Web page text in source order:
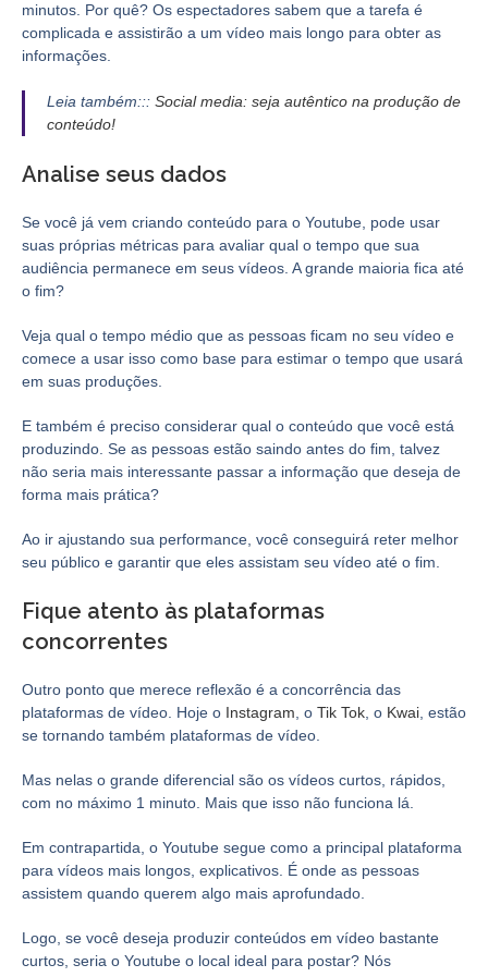
minutos. Por quê? Os espectadores sabem que a tarefa é
complicada e assistirão a um vídeo mais longo para obter as
informações.
Leia também::: Social media: seja autêntico na produção de
conteúdo!
Analise seus dados
Se você já vem criando conteúdo para o Youtube, pode usar
suas próprias métricas para avaliar qual o tempo que sua
audiência permanece em seus vídeos. A grande maioria fica até
o fim?
Veja qual o tempo médio que as pessoas ficam no seu vídeo e
comece a usar isso como base para estimar o tempo que usará
em suas produções.
E também é preciso considerar qual o conteúdo que você está
produzindo. Se as pessoas estão saindo antes do fim, talvez
não seria mais interessante passar a informação que deseja de
forma mais prática?
Ao ir ajustando sua performance, você conseguirá reter melhor
seu público e garantir que eles assistam seu vídeo até o fim.
Fique atento às plataformas
concorrentes
Outro ponto que merece reflexão é a concorrência das
plataformas de vídeo. Hoje o Instagram, o Tik Tok, o Kwai, estão
se tornando também plataformas de vídeo.
Mas nelas o grande diferencial são os vídeos curtos, rápidos,
com no máximo 1 minuto. Mais que isso não funciona lá.
Em contrapartida, o Youtube segue como a principal plataforma
para vídeos mais longos, explicativos. É onde as pessoas
assistem quando querem algo mais aprofundado.
Logo, se você deseja produzir conteúdos em vídeo bastante
curtos, seria o Youtube o local ideal para postar? Nós